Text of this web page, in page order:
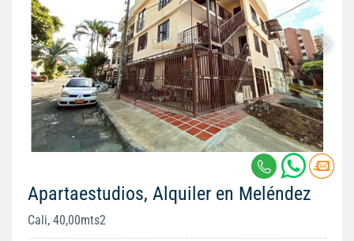
Apartaestudios, Alquiler en Meléndez
Cali, 40,00mts2